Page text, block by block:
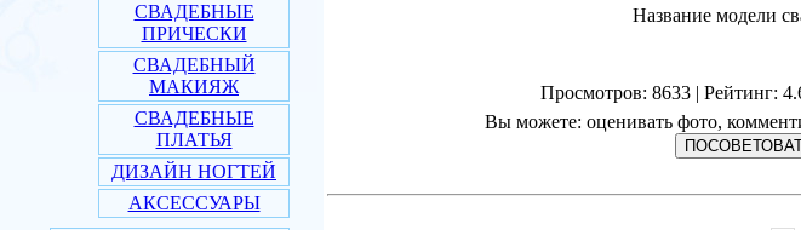
СВАДЕБНЫЕ
ПРИЧЕСКИ
СВАДЕБНЫЙ
МАКИЯЖ
СВАДЕБНЫЕ
ПЛАТЬЯ
ДИЗАЙН НОГТЕЙ
АКСЕССУАРЫ
Название модели
Просмотров: 8633 | Рейтинг:
Вы можете: оценивать фото,